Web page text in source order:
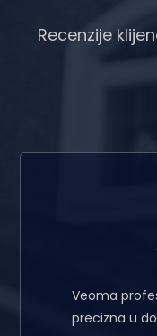
Recenzije
Veoma
precizna u